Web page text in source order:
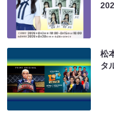
松
タ